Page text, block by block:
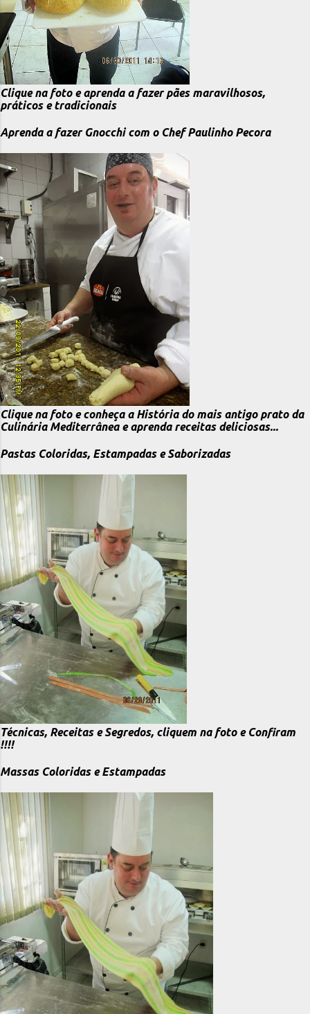
Clique na foto e aprenda a fazer pães maravilhosos,
práticos e tradicionais
Aprenda a fazer Gnocchi com o Chef Paulinho Pecora
Clique na foto e conheça a História do mais antigo prato da
Culinária Mediterrânea e aprenda receitas deliciosas...
Pastas Coloridas, Estampadas e Saborizadas
Técnicas, Receitas e Segredos, cliquem na foto e Confiram
!!!!
Massas Coloridas e Estampadas